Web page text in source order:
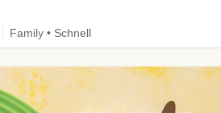
Family • Schnell